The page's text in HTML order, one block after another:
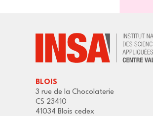
BLOIS
3 rue de la Chocolaterie
CS 23410
41034 Blois cedex